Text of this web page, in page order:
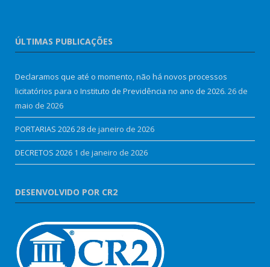
ÚLTIMAS PUBLICAÇÕES
Declaramos que até o momento, não há novos processos
licitatórios para o Instituto de Previdência no ano de 2026. 26 de
maio de 2026
PORTARIAS 202628 de janeiro de 2026
DECRETOS 2026 1 de janeiro de 2026
DESENVOLVIDO POR CR2